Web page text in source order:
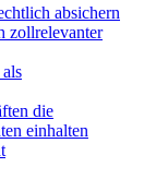
absichern
zollrelevanter
die
einhalten